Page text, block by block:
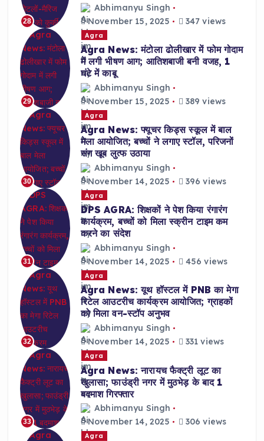
28
Abhimanyu Singh
November 15, 2025
347 views
29
Agra
Agra News: मंटोला ढोलीखार में फोम गोदाम
में लगी भीषण आग; आतिशबाजी बनी वजह, 1
घंटे में काबू
Abhimanyu Singh
November 15, 2025
389 views
30
Agra
Agra News: फ्यूचर किड्स स्कूल में बाल
मेला आयोजित; बच्चों ने लगाए स्टॉल, परिजनों
संग खूब लुत्फ उठाया
Abhimanyu Singh
November 14, 2025
396 views
31
Agra
DPS AGRA: शिक्षकों ने पेश किया रंगारंग
कार्यक्रम, बच्चों को मिला स्क्रीन टाइम कम
करने का संदेश
Abhimanyu Singh
November 14, 2025
456 views
32
Agra
Agra News: यूथ हॉस्टल में PNB का मेगा
रिटेल आउटरीच कार्यक्रम आयोजित; ग्राहकों
को मिला वन-स्टॉप अनुभव
Abhimanyu Singh
November 14, 2025
331 views
33
Agra
Agra News: नारायच फैक्ट्री लूट का
खुलासा; फाउंड्री नगर में मुठभेड़ के बाद 1
बदमाश गिरफ्तार
Abhimanyu Singh
November 14, 2025
306 views
Agra